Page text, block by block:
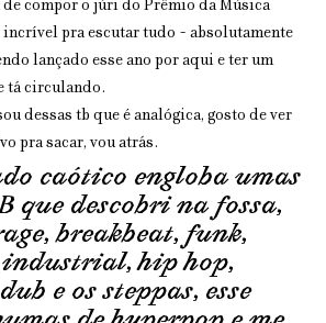
de compor o júri do Prêmio da Música
pra escutar tudo - absolutamente
lançado esse ano por aqui e ter um
tá circulando.
dessas tb que é analógica, gosto de ver
pra sacar, vou atrás.
caótico engloba umas
que descobri na fossa,
breakbeat, funk,
industrial, hip hop,
e os steppas, esse